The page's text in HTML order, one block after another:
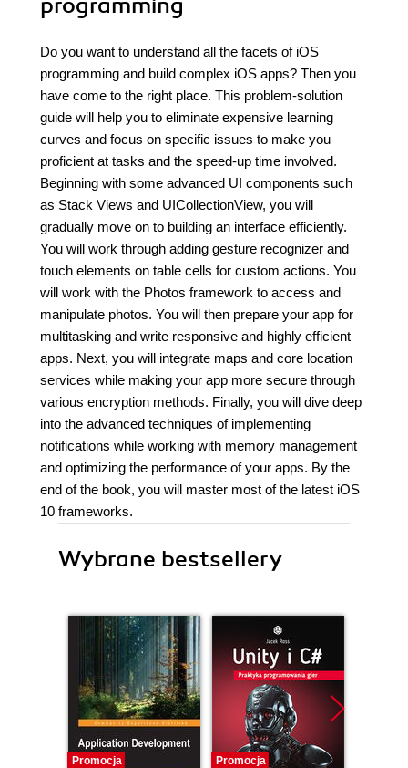
programming
Do you want to understand all the facets of iOS
programming and build complex iOS apps? Then you
have come to the right place. This problem-solution
guide will help you to eliminate expensive learning
curves and focus on specific issues to make you
proficient at tasks and the speed-up time involved.
Beginning with some advanced UI components such
as Stack Views and UICollectionView, you will
gradually move on to building an interface efficiently.
You will work through adding gesture recognizer and
touch elements on table cells for custom actions. You
will work with the Photos framework to access and
manipulate photos. You will then prepare your app for
multitasking and write responsive and highly efficient
apps. Next, you will integrate maps and core location
services while making your app more secure through
various encryption methods. Finally, you will dive deep
into the advanced techniques of implementing
notifications while working with memory management
and optimizing the performance of your apps. By the
end of the book, you will master most of the latest iOS
10 frameworks.
Wybrane bestsellery
Promocja Promocja